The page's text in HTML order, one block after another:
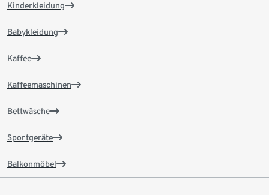
Kinderkleidung
Babykleidung
Kaffee
Kaffeemaschinen
Bettwäsche
Sportgeräte
Balkonmöbel